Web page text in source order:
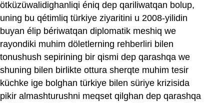
ötküzüwalidighanliqi éniq dep qariliwatqan bolup,
uning bu qétimliq türkiye ziyaritini u 2008-yilidin
buyan élip bériwatqan diplomatik meshiq we
rayondiki muhim döletlerning rehberliri bilen
tonushush sepirining bir qismi dep qarashqa we
shuning bilen birlikte ottura sherqte muhim tesir
küchke ige bolghan türkiye bilen süriye krizisida
pikir almashturushni meqset qilghan dep qarashqa